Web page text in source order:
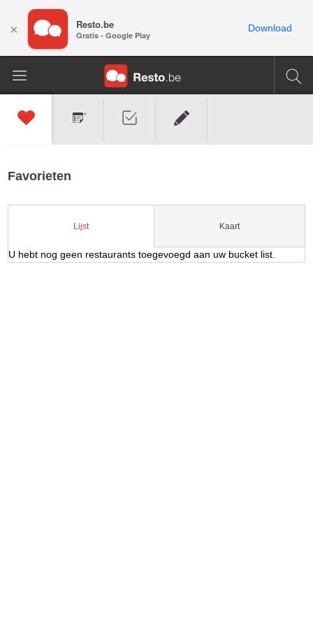
Favorieten
Lijst Kaart
U hebt nog geen restaurants toegevoegd aan uw bucket list.
× Resto.be
Gratis - Google Play
Download